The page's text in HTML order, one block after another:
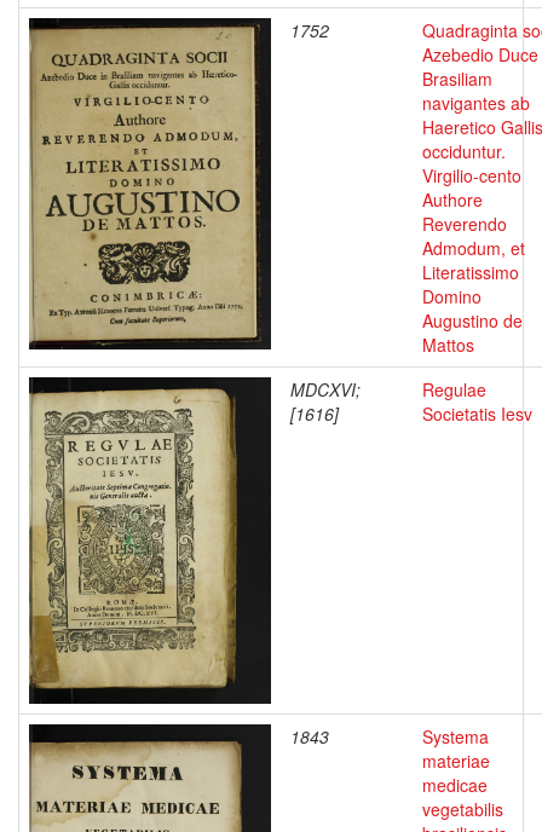
1752
Quadraginta
Azebedio
Brasiliam
navigantes ab
Haeretico Gallis
occiduntur.
Virgilio-cento
Authore
Reverendo
Admodum, et
Literatissimo
Domino
Augustino de
Mattos
MDCXVI;
[1616]
Regulae
Societatis Iesv
1843
Systema
materiae
medicae
vegetabilis